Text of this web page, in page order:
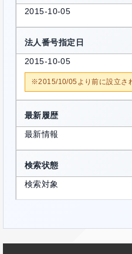
2015-10-05
法人番号指定日
2015-10-05
※2015/10/05より前に設立さ
最新履歴
最新情報
検索状態
検索対象